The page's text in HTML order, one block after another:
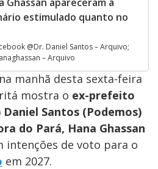
estimulado quanto no
@Dr. Daniel Santos – Arquivo;
– Arquivo
manhã desta sexta-feira
mostra o ex-prefeito
Daniel Santos (Podemos)
do Pará, Hana Ghassan
intenções de voto para o
em 2027.